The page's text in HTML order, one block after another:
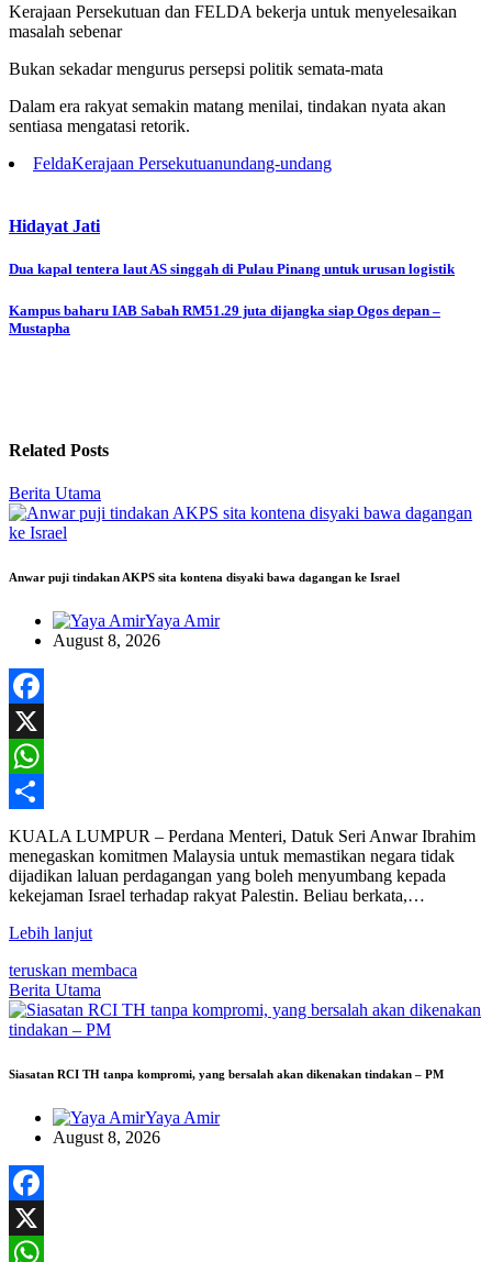
Kerajaan Persekutuan dan FELDA bekerja untuk menyelesaikan
masalah sebenar
Bukan sekadar mengurus persepsi politik semata-mata
Dalam era rakyat semakin matang menilai, tindakan nyata akan
sentiasa mengatasi retorik.
FeldaKerajaan Persekutuanundang-undang
Hidayat Jati
Post
navigation
Dua kapal tentera laut AS singgah di Pulau Pinang untuk urusan logistik
Kampus baharu IAB Sabah RM51.29 juta dijangka siap Ogos depan –
Mustapha
Related Posts
Berita Utama
Anwar puji tindakan AKPS sita kontena disyaki bawa dagangan ke Israel
Yaya Amir
August 8, 2026
Facebook
X
WhatsApp
Share
KUALA LUMPUR – Perdana Menteri, Datuk Seri Anwar Ibrahim
menegaskan komitmen Malaysia untuk memastikan negara tidak
dijadikan laluan perdagangan yang boleh menyumbang kepada
kekejaman Israel terhadap rakyat Palestin. Beliau berkata,…
Lebih lanjut
teruskan membaca
Berita Utama
Siasatan RCI TH tanpa kompromi, yang bersalah akan dikenakan tindakan – PM
Yaya Amir
August 8, 2026
Facebook
X